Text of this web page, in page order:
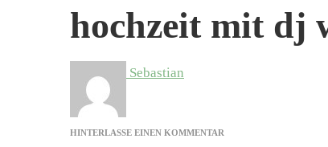
hochzeit mit dj
Sebastian
HINTERLASSE EINEN KOMMENTAR